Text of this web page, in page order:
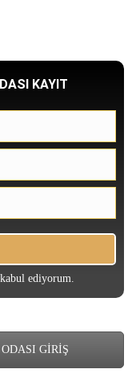
KAYIT
ediyorum.
GİRİŞ